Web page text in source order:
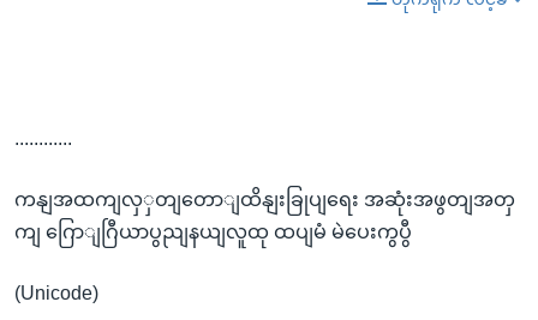
............
ကနျအထကျလှှတျတောျထိနျးခြုပျရေး အဆုံးအဖွတျအတှ
ကျ ဂြောျဂြီယာပွညျနယျလူထု ထပျမံ မဲပေးကွပွီ
(Unicode)